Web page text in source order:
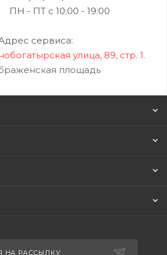
ПН - ПТ с 10:00 - 19:00
сервиса:
улица, 89, стр. 1.
площадь
НА РАССЫЛКУ